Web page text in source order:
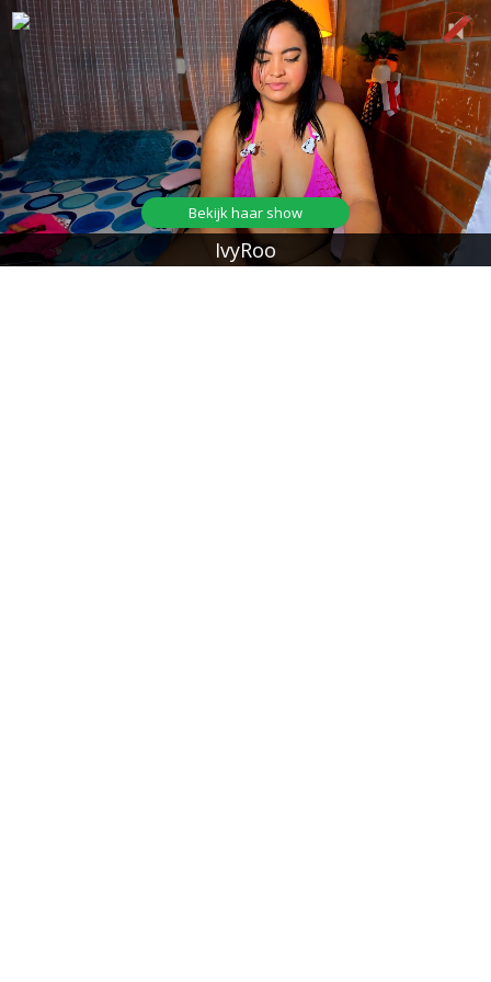
IvyRoo
Bekijk haar show